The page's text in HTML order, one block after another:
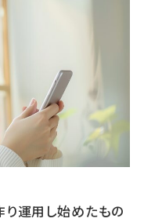
運用し始めたもの